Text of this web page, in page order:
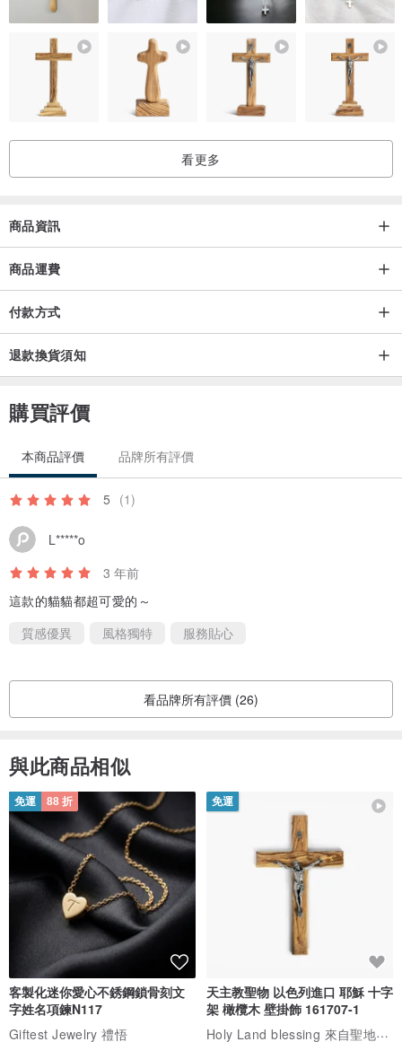
看更多
商品資訊
商品運費
付款方式
退款換貨須知
購買評價
本商品評價 品牌所有評價
5 (1)
L*****o
3 年前
這款的貓貓都超可愛的～
質感優異
風格獨特 服務貼心
看品牌所有評價 (26)
與此商品相似
免運 88 折
客製化迷你愛心不銹鋼鎖骨刻文
字姓名項鍊N117
Giftest Jewelry 禮悟
免運
天主教聖物 以色列進口 耶穌 十字
架 橄欖木 壁掛飾 161707-1
Holy Land blessing 來自聖地的祝福